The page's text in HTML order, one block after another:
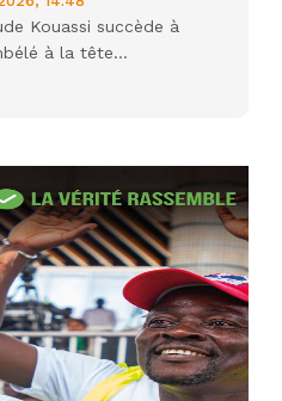
Kouassi succède à
à la tête...
lors d’attaques...
16:41
ravagés dans un
à la mairie...
09:48
de la